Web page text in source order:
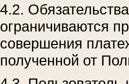
4.2.
ограничиваются
совершения
полученной от